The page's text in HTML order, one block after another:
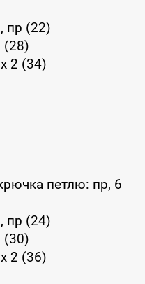
пр (22)
(28)
2 (34)
петлю: пр, 6
пр (24)
(30)
2 (36)